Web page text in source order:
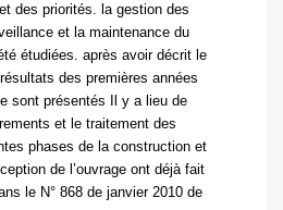
des priorités. la gestion des
et la maintenance du
étudiées. après avoir décrit le
des premières années
sont présentés Il y a lieu de
et le traitement des
phases de la construction et
de l’ouvrage ont déjà fait
le N° 868 de janvier 2010 de